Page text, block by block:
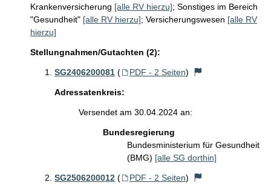
Krankenversicherung [alle RV hierzu]; Sonstiges im Bereich
"Gesundheit" [alle RV hierzu]; Versicherungswesen [alle RV
hierzu]
Stellungnahmen/Gutachten (2):
SG2406200081 ( PDF - 2 Seiten)
Adressatenkreis:
Versendet am 30.04.2024 an:
Bundesregierung
Bundesministerium für Gesundheit
(BMG) [alle SG dorthin]
SG2506200012 ( PDF - 2 Seiten)